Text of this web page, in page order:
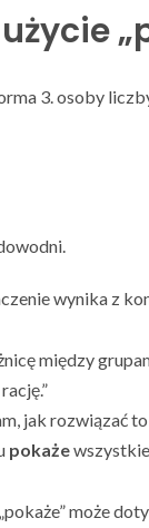
3. osoby
wynika z
między
jak rozwiązać to
pokaże
może